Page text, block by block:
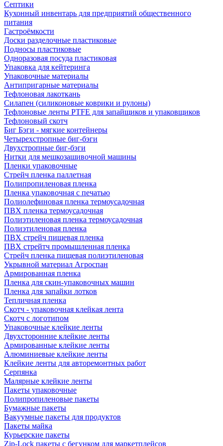
Септики
Кухонный инвентарь для предприятий общественного
питания
Гастроёмкости
Доски разделочные пластиковые
Подносы пластиковые
Одноразовая посуда пластиковая
Упаковка для кейтеринга
Упаковочные материалы
Антипригарные материалы
Тефлоновая лакоткань
Силапен (силиконовые коврики и рулоны)
Тефлоновые ленты PTFE для запайщиков и упаковщиков
Тефлоновый скотч
Биг Бэги - мягкие контейнеры
Четырехстропные биг-бэги
Двухстропные биг-бэги
Нитки для мешкозашивочной машины
Пленки упаковочные
Стрейч пленка паллетная
Полипропиленовая пленка
Пленка упаковочная с печатью
Полиолефиновая пленка термоусадочная
ПВХ пленка термоусадочная
Полиэтиленовая пленка термоусадочная
Полиэтиленовая пленка
ПВХ стрейч пищевая пленка
ПВХ стрейтч промышленная пленка
Стрейч пленка пищевая полиэтиленовая
Укрывной материал Агроспан
Армированная пленка
Пленка для скин-упаковочных машин
Пленка для запайки лотков
Тепличная пленка
Скотч - упаковочная клейкая лента
Скотч с логотипом
Упаковочные клейкие ленты
Двухсторонние клейкие ленты
Армированные клейкие ленты
Алюминиевые клейкие ленты
Клейкие ленты для авторемонтных работ
Серпянка
Малярные клейкие ленты
Пакеты упаковочные
Полипропиленовые пакеты
Бумажные пакеты
Вакуумные пакеты для продуктов
Пакеты майка
Курьерские пакеты
Zip-Lock пакеты с бегунком для маркетплейсов